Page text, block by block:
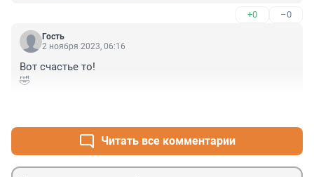
+0 –0
Гость
2 ноября 2023, 06:16
Вот счастье то!
🤣
Читать все комментарии